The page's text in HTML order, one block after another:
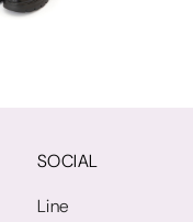
SOCIAL
Line